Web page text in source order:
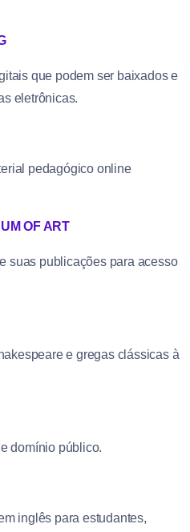
que podem ser baixados e
eletrônicas.
pedagógico online
OF ART
suas publicações para acesso
e gregas clássicas à
domínio público.
inglês para estudantes,